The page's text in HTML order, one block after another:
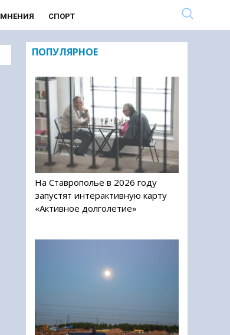
МНЕНИЯ СПОРТ
ПОПУЛЯРНОЕ
На Ставрополье в 2026 году
запустят интерактивную карту
«Активное долголетие»